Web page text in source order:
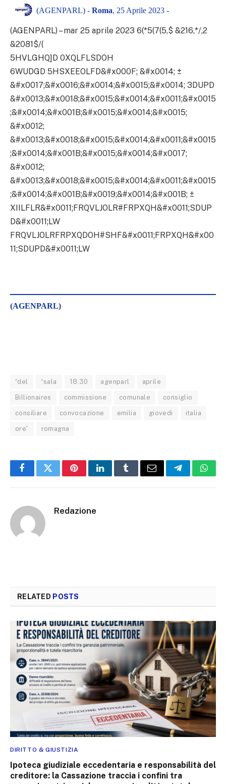
(AGENPARL) - Roma, 25 Aprile 2023 -
(AGENPARL) – mar 25 aprile 2023 6(*5(7(5,$ &216,*/,2
&2081$/(
5HVLGHQ]D 0XQLFLSDOH
6WUDGD 5HSXEEOLFD&#x000F; &#x0014; ±
&#x0017;&#x0016;&#x0014;&#x0015;&#x0014; 3DUPD
&#x0013;&#x0018;&#x0015;&#x0014;&#x0011;&#x0015
;&#x0014;&#x001B;&#x0015;&#x0014;&#x0015;
&#x0012;
&#x0013;&#x0018;&#x0015;&#x0014;&#x0011;&#x0015
;&#x0014;&#x001B;&#x0015;&#x0014;&#x0017;
&#x0012;
&#x0013;&#x0018;&#x0015;&#x0014;&#x0011;&#x0015
;&#x0014;&#x001B;&#x0019;&#x0014;&#x001B; ±
XIILFLR&#x0011;FRQVLJOLR#FRPXQH&#x0011;SDUP
D&#x0011;LW
FRQVLJOLRFRPXQDOH#SHF&#x0011;FRPXQH&#x00
11;SDUPD&#x0011;LW
(AGENPARL)
“del “sala 18.30 agenparl aprile
Billionaires commissione comunale consiglio
consiliare convocazione emilia giovedi italia
ore” romagna
FacebookTwitterPinterestLinkedInTumblrEmail Telegram
Redazione
RELATED POSTS
DIRITTO & GIUSTIZIA
Ipoteca giudiziale eccedentaria e responsabilità del
creditore: la Cassazione traccia i confini tra